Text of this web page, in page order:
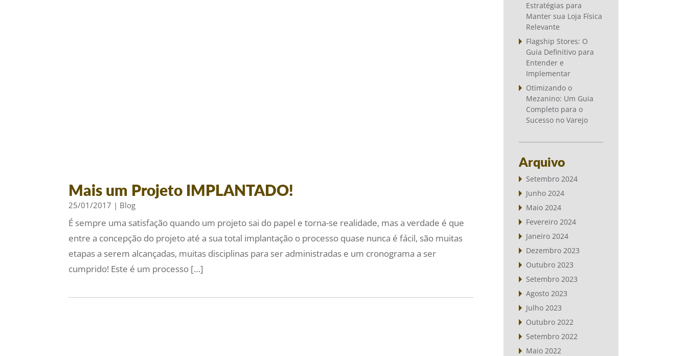
Mais um Projeto IMPLANTADO!
25/01/2017 | Blog
É sempre uma satisfação quando um projeto sai do papel e torna-se realidade, mas a verdade é que
entre a concepção do projeto até a sua total implantação o processo quase nunca é fácil, são muitas
etapas a serem alcançadas, muitas disciplinas para ser administradas e um cronograma a ser
cumprido! Este é um processo […]
Estratégias para
Manter sua Loja Física
Relevante
Flagship Stores: O
Guia Definitivo para
Entender e
Implementar
Otimizando o
Mezanino: Um Guia
Completo para o
Sucesso no Varejo
Arquivo
Setembro 2024
Junho 2024
Maio 2024
Fevereiro 2024
Janeiro 2024
Dezembro 2023
Outubro 2023
Setembro 2023
Agosto 2023
Julho 2023
Outubro 2022
Setembro 2022
Maio 2022